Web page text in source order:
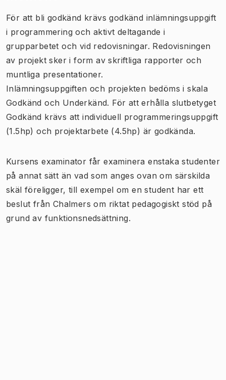
För att bli godkänd krävs godkänd inlämningsuppgift
i programmering och aktivt deltagande i
grupparbetet och vid redovisningar. Redovisningen
av projekt sker i form av skriftliga rapporter och
muntliga presentationer.
Inlämningsuppgiften och projekten bedöms i skala
Godkänd och Underkänd. För att erhålla slutbetyget
Godkänd krävs att individuell programmeringsuppgift
(1.5hp) och projektarbete (4.5hp) är godkända.
Kursens examinator får examinera enstaka studenter
på annat sätt än vad som anges ovan om särskilda
skäl föreligger, till exempel om en student har ett
beslut från Chalmers om riktat pedagogiskt stöd på
grund av funktionsnedsättning.